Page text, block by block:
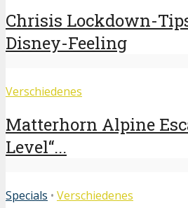
Chrisis Lockdown-
Disney-Feeling
Verschiedenes
Matterhorn Alpine
Level“...
Specials • Verschiedenes